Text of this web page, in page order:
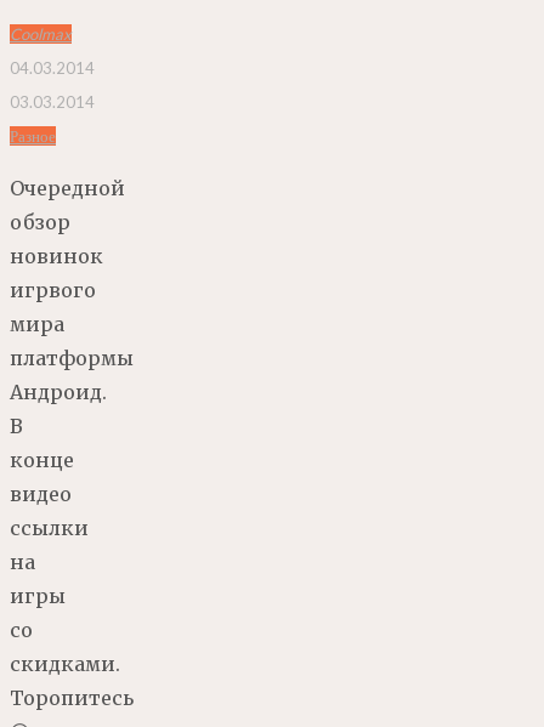
Coolmax
04.03.2014
03.03.2014
Разное
Очередной
обзор
новинок
игрвого
мира
платформы
Андроид.
В
конце
видео
ссылки
на
игры
со
скидками.
Торопитесь